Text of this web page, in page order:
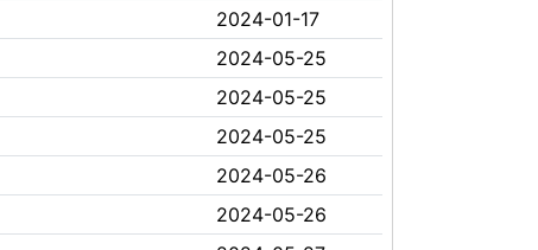
2024-01-17
2024-05-25
2024-05-25
2024-05-25
2024-05-26
2024-05-26